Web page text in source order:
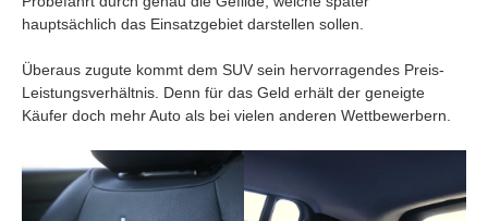
hauptsächlich das Einsatzgebiet darstellen sollen.
Überaus zugute kommt dem SUV sein hervorragendes Preis-
Leistungsverhältnis. Denn für das Geld erhält der geneigte
Käufer doch mehr Auto als bei vielen anderen Wettbewerbern.